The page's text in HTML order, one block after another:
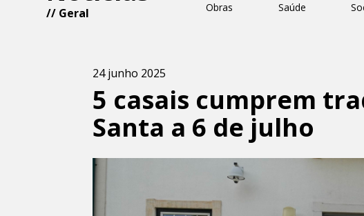
// Geral
Obras
Saúde
24 junho 2025
5 casais cumprem
Santa a 6 de julho